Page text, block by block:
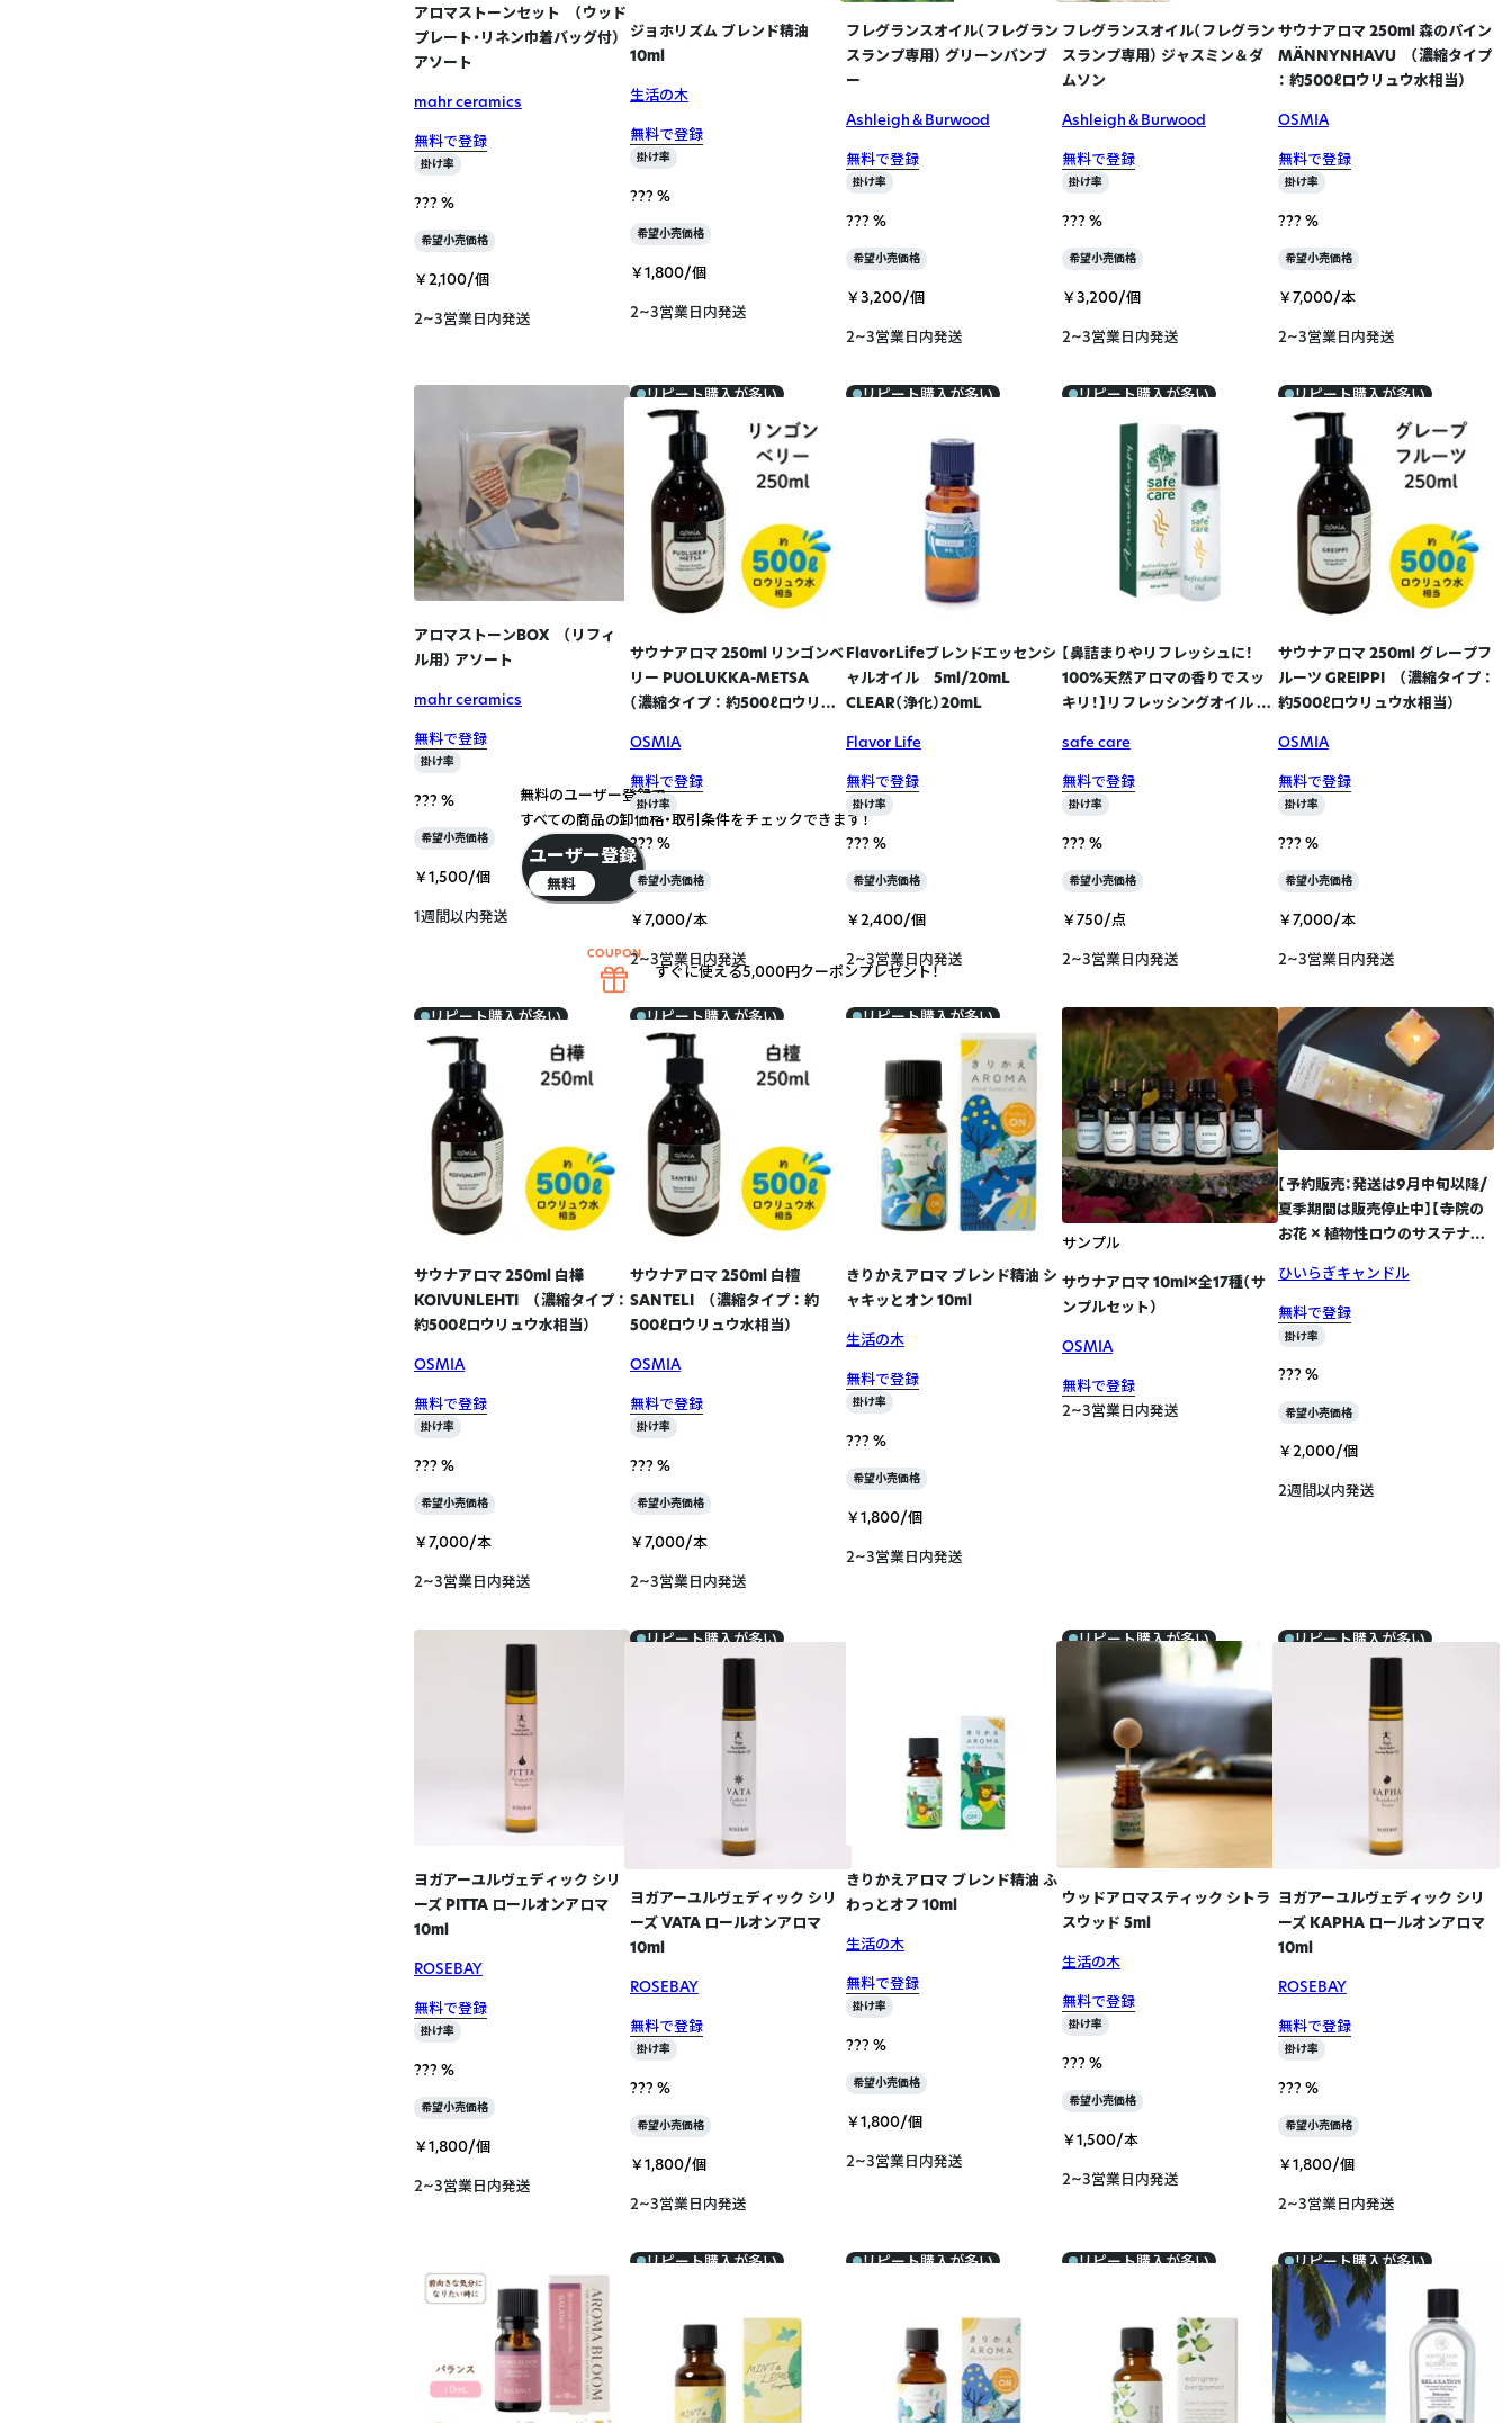
アロマストーンセット （ウッド
プレート・リネン巾着バッグ付）
アソート
mahr ceramics
無料で登録
掛け率
??? %
希望小売価格
￥2,100/個
2~3営業日内発送
ジョホリズム ブレンド精油
10ml
生活の木
無料で登録
掛け率
??? %
希望小売価格
￥1,800/個
2~3営業日内発送
フレグランスオイル（フレグラン
スランプ専用） グリーンバンブ
ー
Ashleigh＆Burwood
無料で登録
掛け率
??? %
希望小売価格
￥3,200/個
2~3営業日内発送
フレグランスオイル（フレグラン
スランプ専用） ジャスミン＆ダ
ムソン
Ashleigh＆Burwood
無料で登録
掛け率
??? %
希望小売価格
￥3,200/個
2~3営業日内発送
サウナアロマ 250ml 森のパイン
MÄNNYNHAVU （濃縮タイプ
： 約500ℓロウリュウ水相当）
OSMIA
無料で登録
掛け率
??? %
希望小売価格
￥7,000/本
2~3営業日内発送
アロマストーンBOX （リフィ
ル用） アソート
mahr ceramics
無料で登録
掛け率
??? %
希望小売価格
￥1,500/個
1週間以内発送
リピート購入が多い
サウナアロマ 250ml リンゴンベ
リー PUOLUKKA-METSA
（濃縮タイプ ： 約500ℓロウリュ
OSMIA
無料で登録
掛け率
??? %
希望小売価格
￥7,000/本
2~3営業日内発送
リピート購入が多い
FlavorLifeブレンドエッセンシ
ャルオイル 5ml/20mL
CLEAR（浄化）20mL
Flavor Life
無料で登録
掛け率
??? %
希望小売価格
￥2,400/個
2~3営業日内発送
リピート購入が多い
【鼻詰まりやリフレッシュに！
100%天然アロマの香りでスッ
キリ！】リフレッシングオイル ロ
スター付き)
safe care
無料で登録
掛け率
??? %
希望小売価格
￥750/点
2~3営業日内発送
リピート購入が多い
サウナアロマ 250ml グレープフ
ルーツ GREIPPI （濃縮タイプ ：
約500ℓロウリュウ水相当）
OSMIA
無料で登録
掛け率
??? %
希望小売価格
￥7,000/本
2~3営業日内発送
リピート購入が多い
サウナアロマ 250ml 白樺
KOIVUNLEHTI （濃縮タイプ ：
約500ℓロウリュウ水相当）
OSMIA
無料で登録
掛け率
??? %
希望小売価格
￥7,000/本
2~3営業日内発送
リピート購入が多い
サウナアロマ 250ml 白檀
SANTELI （濃縮タイプ ： 約
500ℓロウリュウ水相当）
OSMIA
無料で登録
掛け率
??? %
希望小売価格
￥7,000/本
2~3営業日内発送
リピート購入が多い
きりかえアロマ ブレンド精油 シ
ャキッとオン 10ml
生活の木
無料で登録
掛け率
??? %
希望小売価格
￥1,800/個
2~3営業日内発送
サンプル
サウナアロマ 10ml×全17種（サ
ンプルセット）
OSMIA
無料で登録
2~3営業日内発送
【予約販売：発送は9月中旬以降/
夏季期間は販売停止中】【寺院の
お花 × 植物性ロウのサステナブ
ニカルキャンドル 〈ピンク&イエ
ローと無香料〉
ひいらぎキャンドル
無料で登録
掛け率
??? %
希望小売価格
￥2,000/個
2週間以内発送
ヨガアーユルヴェディック シリ
ーズ PITTA ロールオンアロマ
10ml
ROSEBAY
無料で登録
掛け率
??? %
希望小売価格
￥1,800/個
2~3営業日内発送
リピート購入が多い
ヨガアーユルヴェディック シリ
ーズ VATA ロールオンアロマ
10ml
ROSEBAY
無料で登録
掛け率
??? %
希望小売価格
￥1,800/個
2~3営業日内発送
きりかえアロマ ブレンド精油 ふ
わっとオフ 10ml
生活の木
無料で登録
掛け率
??? %
希望小売価格
￥1,800/個
2~3営業日内発送
リピート購入が多い
ウッドアロマスティック シトラ
スウッド 5ml
生活の木
無料で登録
掛け率
??? %
希望小売価格
￥1,500/本
2~3営業日内発送
リピート購入が多い
ヨガアーユルヴェディック シリ
ーズ KAPHA ロールオンアロマ
10ml
ROSEBAY
無料で登録
掛け率
??? %
希望小売価格
￥1,800/個
2~3営業日内発送
リピート購入が多い リピート購入が多い リピート購入が多い リピート購入が多い
無料のユーザー登録で
すべての商品の卸価格・取引条件をチェックできます！
ユーザー登録
無料
すぐに使える5,000円クーポンプレゼント！